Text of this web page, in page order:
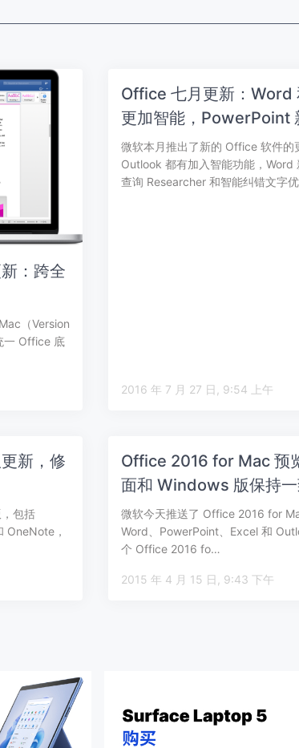
：跨全
（Version
一 Office 底
Office 七月更新：Word
更加智能，PowerPoint
微软本月推出了新的 Office 软件的
Outlook 都有加入智能功能，Word
查询 Researcher 和智能纠错文字
2016 年 7 月 27 日, 9:54 上午
新，修
包括
OneNote，
Office 2016 for Mac 预
面和 Windows 版保持
微软今天推送了 Office 2016 for
Word、PowerPoint、Excel 和
个 Office 2016 fo…
2015 年 4 月 15 日, 9:43 下午